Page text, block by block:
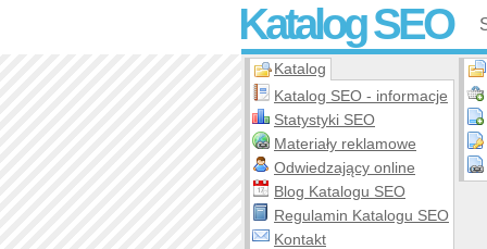
Katalog SEO
Katalog
Katalog SEO - informacje
Statystyki SEO
Materiały reklamowe
Odwiedzający online
Blog Katalogu SEO
Regulamin Katalogu SEO
Kontakt